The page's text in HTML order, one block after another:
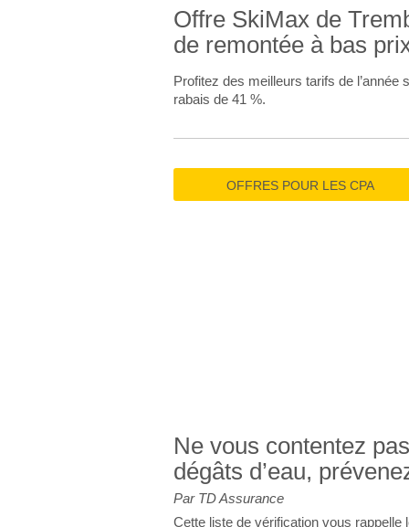
Offre SkiMax de
de remontée à bas
Profitez des meilleurs tarifs de l’année
rabais de 41 %.
OFFRES POUR LES CPA
Ne vous contentez
dégâts d’eau,
Par TD Assurance
Cette liste de vérification vous